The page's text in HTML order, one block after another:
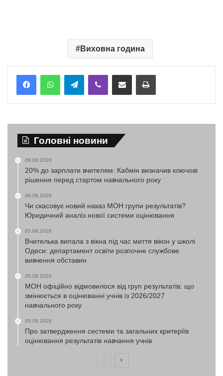
Виховна година
TelegramViber Надіслати електронною поштоюНадрукувати
Головні новини
06.08.2026
20% до зарплати вчителям: Кабмін визначив ключові
рішення перед стартом навчального року
06.08.2026
Чи скасовує новий наказ МОН групи результатів?
Юридичний аналіз нової системи оцінювання
05.08.2026
Вчителька випала з вікна під час миття вікон у школі
Одеси: департамент освіти розпочне службове
вивчення обставин
05.08.2026
МОН офіційно відмовилося від груп результатів: що
змінюється в оцінюванні учнів із 2026/2027
навчального року
05.08.2026
Про затвердження системи та загальних критеріїв
оцінювання результатів навчання учнів
ПопередняНаступна